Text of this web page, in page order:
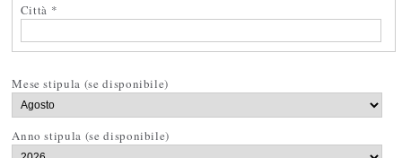
Città *
Mese stipula (se disponibile)
Anno stipula (se disponibile)